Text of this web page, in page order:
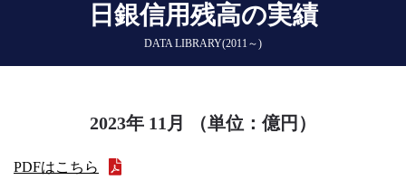
日銀信用残高の実績
DATA LIBRARY(2011～)
2023年 11月 （単位：億円）
PDFはこちら